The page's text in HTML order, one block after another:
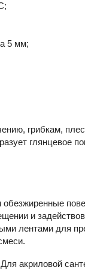
5 мм;
грибкам,
глянцевое
и
лентами для
акриловой